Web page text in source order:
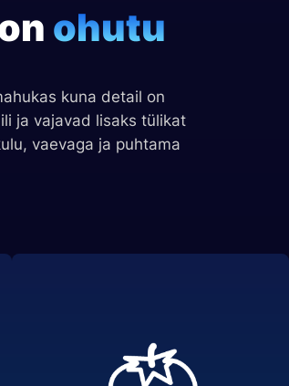
ohutu
kuna detail on
ja vajavad lisaks tülikat
vaevaga ja puhtama